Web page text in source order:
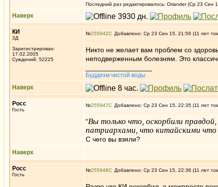
Последний раз редактировалось: Oriander (Ср 23 Сен
Наверх
КИ
3Д
Зарегистрирован:
17.02.2005
Суждений: 52225
№255942 Добавлено: Ср 23 Сен 15, 21:56 (11 лет
Никто не желает вам проблем со
неподверженным болезням. Это
Буддизм чистой воды
Наверх
Росс
Гость
№255947 Добавлено: Ср 23 Сен 15, 22:35 (11 лет
"Вы только что, оскорбили
патриархами, что китайскими что
С чего вы взяли?
Наверх
Росс
Гость
№255948 Добавлено: Ср 23 Сен 15, 22:36 (11 лет